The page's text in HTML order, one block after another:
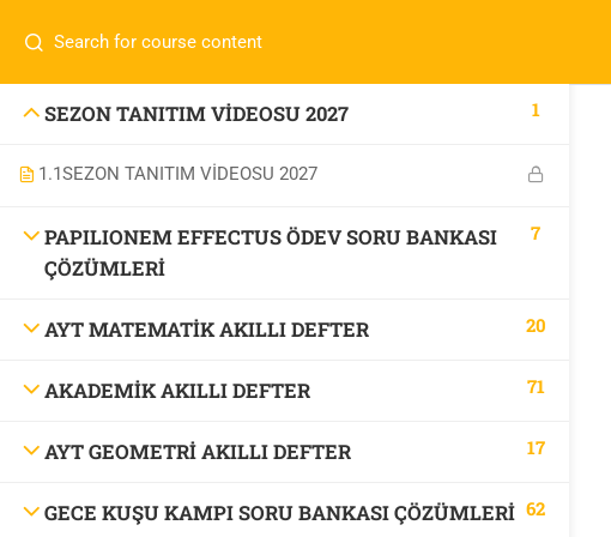
İletişim: 0 536 360 68 27
SEZON TANITIM VİDEOSU 2027 1
1.1SEZON TANITIM VİDEOSU 2027
PAPILIONEM EFFECTUS ÖDEV SORU BANKASI
ÇÖZÜMLERİ
7
AYT MATEMATİK AKILLI DEFTER 20
AKADEMİK AKILLI DEFTER 71
AYT GEOMETRİ AKILLI DEFTER 17
GECE KUŞU KAMPI SORU BANKASI ÇÖZÜMLERİ 62
Company
ÖABT
İletişim
OABT Matematik